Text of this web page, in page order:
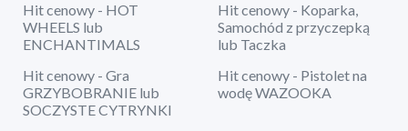
Hit cenowy - HOT
WHEELS lub
ENCHANTIMALS
Hit cenowy - Koparka,
Samochód z przyczepką
lub Taczka
Hit cenowy - Gra
GRZYBOBRANIE lub
SOCZYSTE CYTRYNKI
Hit cenowy - Pistolet na
wodę WAZOOKA